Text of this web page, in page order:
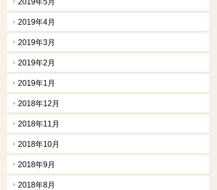
2019年5月
2019年4月
2019年3月
2019年2月
2019年1月
2018年12月
2018年11月
2018年10月
2018年9月
2018年8月